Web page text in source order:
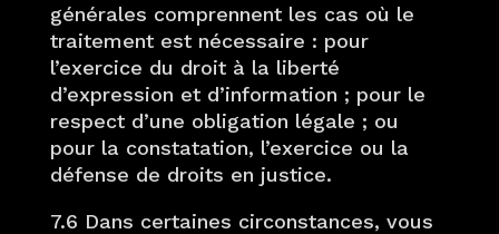
générales comprennent les cas où le
traitement est nécessaire : pour
l’exercice du droit à la liberté
d’expression et d’information ; pour le
respect d’une obligation légale ; ou
pour la constatation, l’exercice ou la
défense de droits en justice.
7.6 Dans certaines circonstances, vous